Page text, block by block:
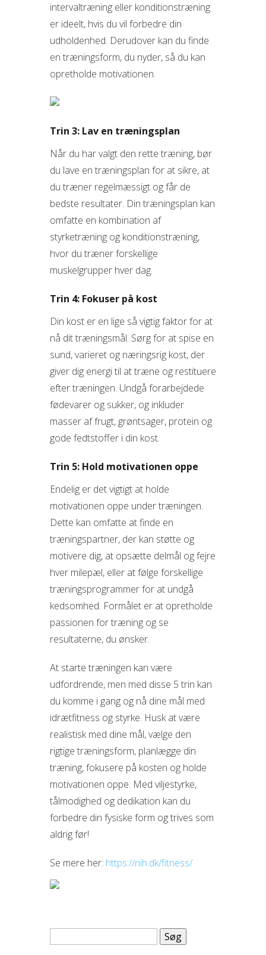
intervaltræning eller konditionstræning
er ideelt, hvis du vil forbedre din
udholdenhed. Derudover kan du finde
en træningsform, du nyder, så du kan
opretholde motivationen.
Trin 3: Lav en træningsplan
Når du har valgt den rette træning, bør
du lave en træningsplan for at sikre, at
du træner regelmæssigt og får de
bedste resultater. Din træningsplan kan
omfatte en kombination af
styrketræning og konditionstræning,
hvor du træner forskellige
muskelgrupper hver dag.
Trin 4: Fokuser på kost
Din kost er en lige så vigtig faktor for at
nå dit træningsmål. Sørg for at spise en
sund, varieret og næringsrig kost, der
giver dig energi til at træne og restituere
efter træningen. Undgå forarbejdede
fødevarer og sukker, og inkluder
masser af frugt, grøntsager, protein og
gode fedtstoffer i din kost.
Trin 5: Hold motivationen oppe
Endelig er det vigtigt at holde
motivationen oppe under træningen.
Dette kan omfatte at finde en
træningspartner, der kan støtte og
motivere dig, at opsætte delmål og fejre
hver milepæl, eller at følge forskellige
træningsprogrammer for at undgå
kedsomhed. Formålet er at opretholde
passionen for træning og se
resultaterne, du ønsker.
At starte træningen kan være
udfordrende, men med disse 5 trin kan
du komme i gang og nå dine mål med
idrætfitness og styrke. Husk at være
realistisk med dine mål, vælge den
rigtige træningsform, planlægge din
træning, fokusere på kosten og holde
motivationen oppe. Med viljestyrke,
tålmodighed og dedikation kan du
forbedre din fysiske form og trives som
aldrig før!
Se mere her: https://nih.dk/fitness/
Søg